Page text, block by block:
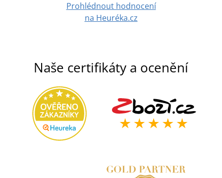
Prohlédnout hodnocení
na Heuréka.cz
Naše certifikáty a ocenění